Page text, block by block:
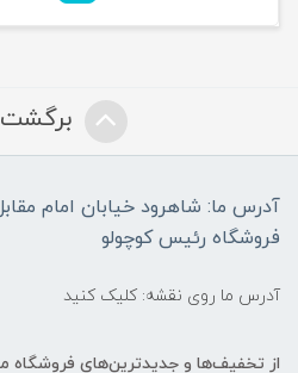
برگشت
آدرس ما: شاهرود خیابان امام
فروشگاه رئیس کوچولو
آدرس ما روی نقشه: کلیک کنید
از تخفیف‌ها و جدیدترین‌های فروشگاه